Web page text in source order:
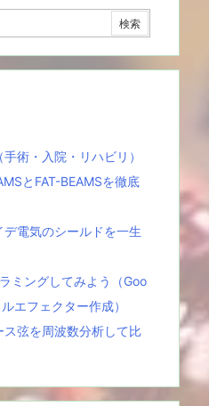
術・入院・リハビリ）
とFAT-BEAMSを徹底
デ電気のシールドを一生
ミングしてみよう（Goo
エフェクター作成）
ス弦を周波数分析して比